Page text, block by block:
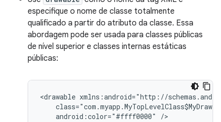
especifique o nome de classe totalmente
qualificado a partir do atributo da classe. Essa
abordagem pode ser usada para classes públicas
de nível superior e classes internas estáticas
públicas:
<drawable
android:color="#ffff0000" />